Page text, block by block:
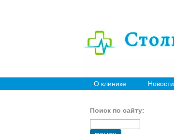
О клинике Новости
Поиск по сайту: